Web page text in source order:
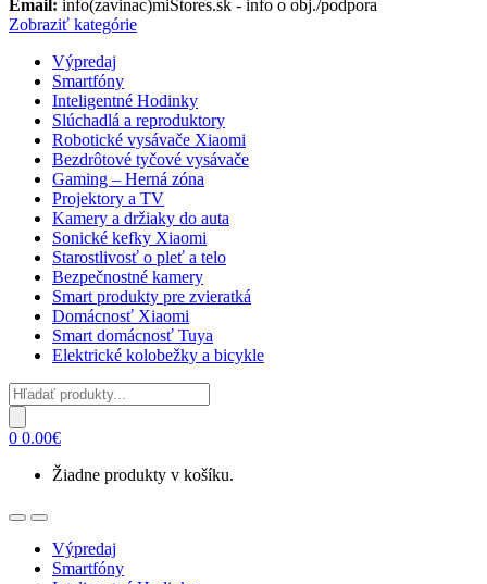
Email: info(zavinac)miStores.sk - info o obj./podpora
Zobraziť kategórie
Výpredaj
Smartfóny
Inteligentné Hodinky
Slúchadlá a reproduktory
Robotické vysávače Xiaomi
Bezdrôtové tyčové vysávače
Gaming – Herná zóna
Projektory a TV
Kamery a držiaky do auta
Sonické kefky Xiaomi
Starostlivosť o pleť a telo
Bezpečnostné kamery
Smart produkty pre zvieratká
Domácnosť Xiaomi
Smart domácnosť Tuya
Elektrické kolobežky a bicykle
Products
search
0 0.00€
Žiadne produkty v košíku.
OpenClose
Výpredaj
Smartfóny